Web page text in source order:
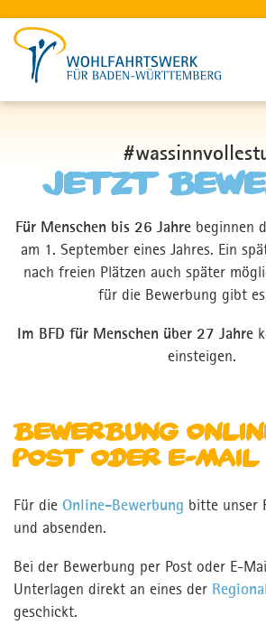
Alles rund um FSJ und BFD
Du fragst - wir antworten
Wir unterstützen
Wohlfahrtswerk.de
Kontakt
Presse
Newsletter
Jetzt
Für Menschen bis 26 Jahrebeginnen
am 1. September eines Jahres. Ein
nach freien Plätzen auch später
für die Bewerbung gibt
Im BFD für Menschen über 27 Jahre
einsteigen.
Bewerbung
Post oder E-Mail
Für die Online-Bewerbung bitte unser
und absenden.
Bei der Bewerbung per Post oder E-
Unterlagen direkt an eines der
geschickt.